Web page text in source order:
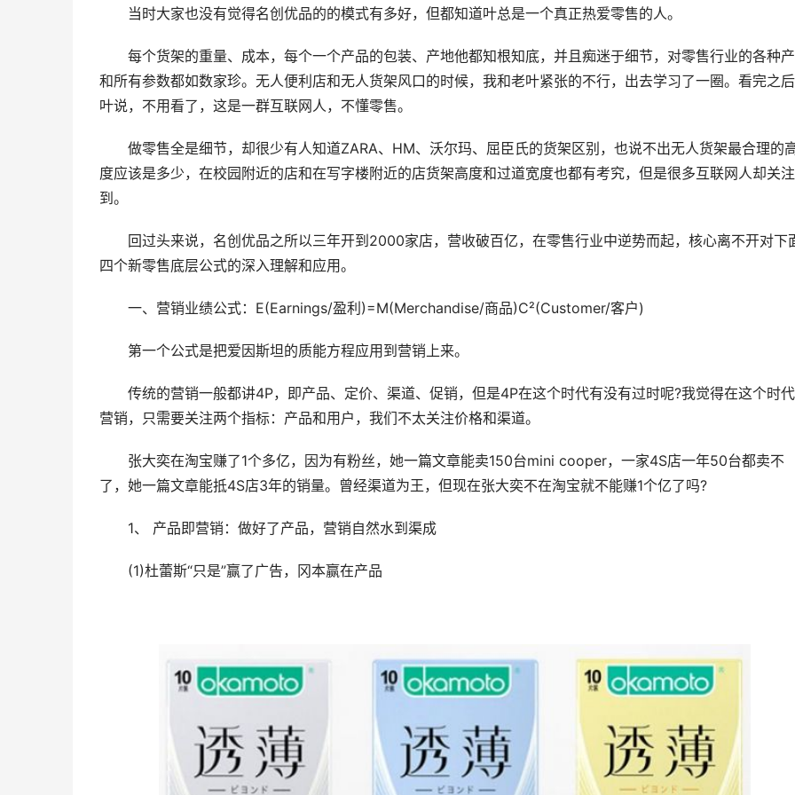
当时大家也没有觉得名创优品的的模式有多好，但都知道叶总是一个真正热爱零售的人。
每个货架的重量、成本，每个一个产品的包装、产地他都知根知底，并且痴迷于细节，对零售行业的各种
和所有参数都如数家珍。无人便利店和无人货架风口的时候，我和老叶紧张的不行，出去学习了一圈。看完之
叶说，不用看了，这是一群互联网人，不懂零售。
做零售全是细节，却很少有人知道ZARA、HM、沃尔玛、屈臣氏的货架区别，也说不出无人货架最合理的
度应该是多少，在校园附近的店和在写字楼附近的店货架高度和过道宽度也都有考究，但是很多互联网人却关
到。
回过头来说，名创优品之所以三年开到2000家店，营收破百亿，在零售行业中逆势而起，核心离不开对下
四个新零售底层公式的深入理解和应用。
一、营销业绩公式：E(Earnings/盈利)=M(Merchandise/商品)C²(Customer/客户)
第一个公式是把爱因斯坦的质能方程应用到营销上来。
传统的营销一般都讲4P，即产品、定价、渠道、促销，但是4P在这个时代有没有过时呢?我觉得在这个时
营销，只需要关注两个指标：产品和用户，我们不太关注价格和渠道。
张大奕在淘宝赚了1个多亿，因为有粉丝，她一篇文章能卖150台mini cooper，一家4S店一年50台都卖不
了，她一篇文章能抵4S店3年的销量。曾经渠道为王，但现在张大奕不在淘宝就不能赚1个亿了吗?
1、 产品即营销：做好了产品，营销自然水到渠成
(1)杜蕾斯“只是”赢了广告，冈本赢在产品